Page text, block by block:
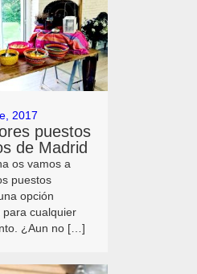
2017
puestos
de Madrid
os vamos a
puestos
opción
para cualquier
¿Aun no […]